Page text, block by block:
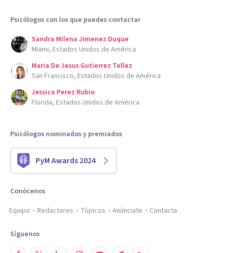
Psicólogos con los que puedes contactar
Sandra Milena Jimenez Duque
Miami, Estados Unidos de América
Maria De Jesus Gutierrez Tellez
San Francisco, Estados Unidos de América
Jessica Perez Rubio
Florida, Estados Unidos de América
Psicólogos nominados y premiados
PyM Awards 2024
Conócenos
Equipo
Redactores Tópicos Anúnciate Contacta
Síguenos